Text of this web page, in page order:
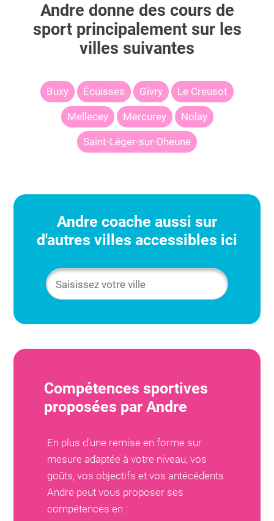
Andre donne des cours de
sport principalement sur les
villes suivantes
Buxy Écuisses Givry Le Creusot
Mellecey Mercurey Nolay
Saint-Léger-sur-Dheune
Andre coache aussi sur
d'autres villes accessibles ici
Compétences sportives
proposées parAndre
En plus d'une remise en forme sur
mesure adaptée à votre niveau, vos
goûts, vos objectifs et vos antécédents
Andre peut vous proposer ses
compétences en :